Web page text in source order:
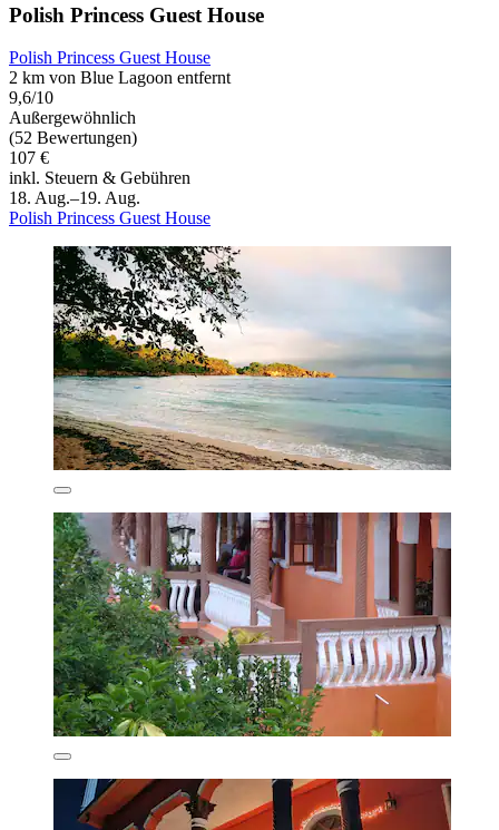
Polish Princess Guest House
Polish Princess Guest House
2 km von Blue Lagoon entfernt
9,6/10
Außergewöhnlich
(52 Bewertungen)
107 €
inkl. Steuern & Gebühren
18. Aug.–19. Aug.
Polish Princess Guest House